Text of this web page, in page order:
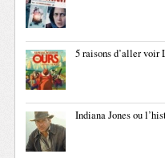
5 raisons d’aller voir
Indiana Jones ou